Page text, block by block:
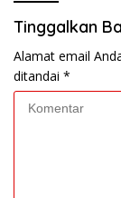
Tinggalkan
Alamat email
ditandai *